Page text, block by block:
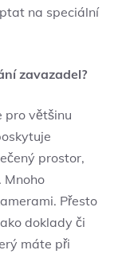
na speciální
zavazadel?
pro většinu
prostor,
Mnoho
Přesto
doklady či
máte při